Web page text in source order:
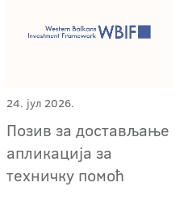
24. јул 2026.
Позив за достављање
апликација за
техничку помоћ